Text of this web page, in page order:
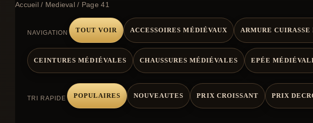
Accueil/ Medieval / Page 41
NAVIGATION TOUT VOIR ACCESSOIRES MÉDIÉVAUX ARMURE
CEINTURES MÉDIÉVALES CHAUSSURES MÉDIÉVALES EPÉE
TRI RAPIDE POPULAIRES NOUVEAUTES PRIX CROISSANT PRIX